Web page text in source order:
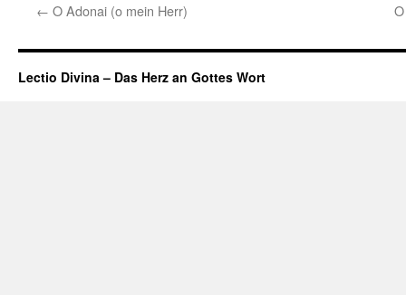
← O Adonai (o mein Herr)
Lectio Divina – Das Herz an Gottes Wort